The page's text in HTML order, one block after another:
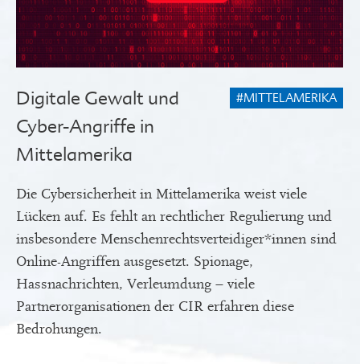
#MITTELAMERIKA
Digitale Gewalt und
Cyber-Angriffe in
Mittelamerika
Die Cybersicherheit in Mittelamerika weist viele
Lücken auf. Es fehlt an rechtlicher Regulierung und
insbesondere Menschenrechtsverteidiger*innen sind
Online-Angriffen ausgesetzt. Spionage,
Hassnachrichten, Verleumdung – viele
Partnerorganisationen der CIR erfahren diese
Bedrohungen.